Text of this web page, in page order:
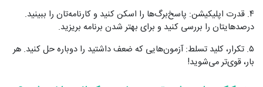
۴. قدرت اپلیکیشن: پاسخ‌برگ‌ها را اسکن کنید و کارنامه‌تان را ببینید.
درصدهایتان را بررسی کنید و برای بهتر شدن برنامه بریزید.
۵. تکرار، کلید تسلط: آزمون‌هایی که ضعف داشتید را دوباره حل کنید. هر
بار، قوی‌تر می‌شوید!